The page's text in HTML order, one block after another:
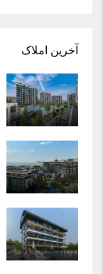
آخرین املاک